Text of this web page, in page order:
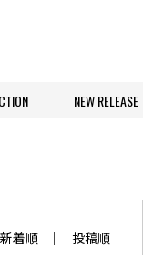
NEW RELEASE
新着順 投稿順